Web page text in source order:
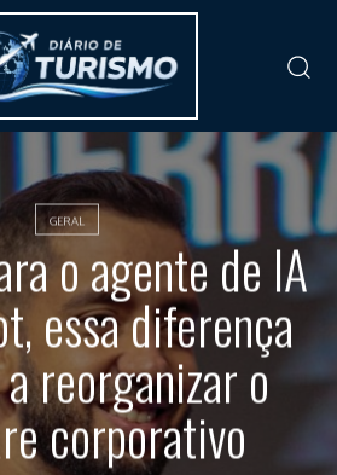
GERAL
o agente de IA
essa diferença
reorganizar o
corporativo